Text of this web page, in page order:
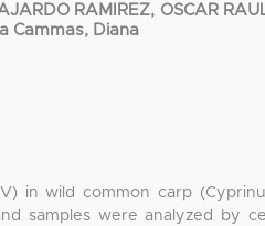
RAMIREZ, OSCAR
Cammas, Diana
in wild common carp
samples were analyzed by